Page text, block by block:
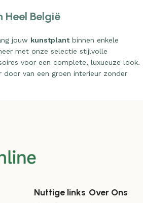
Heel België
jouw kunstplantbinnen enkele
met onze selectie stijlvolle
voor een complete, luxueuze look.
door van een groen interieur zonder
Nuttige links Over Ons